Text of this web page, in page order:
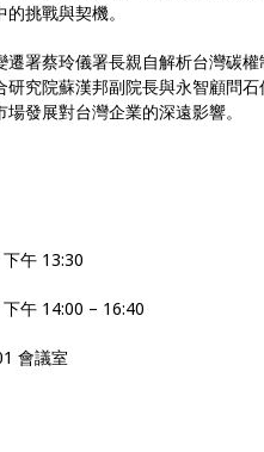
挑戰與契機。
署蔡玲儀署長親自解析台灣碳
究院蘇漢邦副院長與永智顧問
發展對台灣企業的深遠影響。
午 13:30
午 14:00 – 16:40
會議室